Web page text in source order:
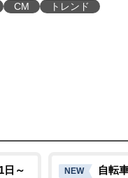
CM トレンド
日～ NEW 自転